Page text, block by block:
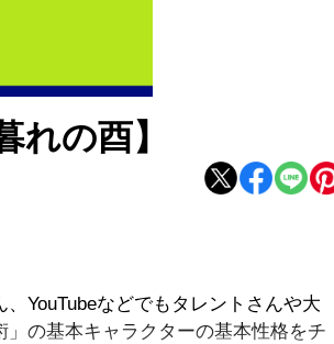
れの酉】
YouTubeなどでもタレントさんや大
の基本キャラクターの基本性格をチ